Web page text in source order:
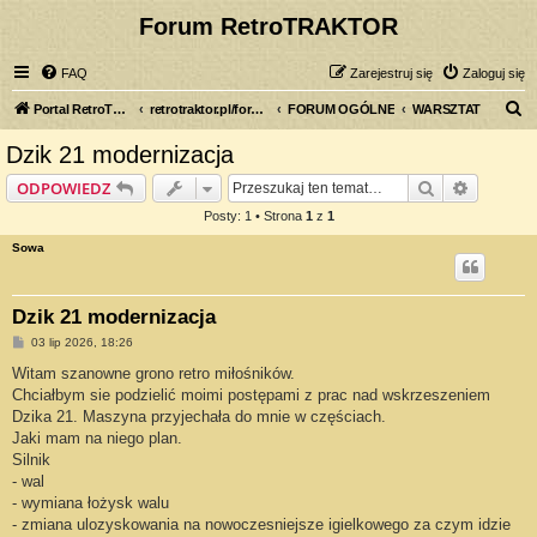
Forum RetroTRAKTOR
FAQ Zaloguj się
Zarejestruj się
Portal RetroTRAKTOR.pl retrotraktor.pl/forum FORUM OGÓLNE WARSZTAT
Dzik 21 modernizacja
ODPOWIEDZ Szukaj
Posty: 1 • Strona 1 z 1
Sowa
Dzik 21 modernizacja
P
s
03 lip 2026, 18:26
Witam szanowne grono retro miłośników.
Chciałbym sie podzielić moimi postępami z prac nad wskrzeszeniem
Dzika 21. Maszyna przyjechała do mnie w częściach.
Jaki mam na niego plan.
Silnik
- wal
- wymiana łożysk walu
- zmiana ulozyskowania na nowoczesniejsze igielkowego za czym idzie